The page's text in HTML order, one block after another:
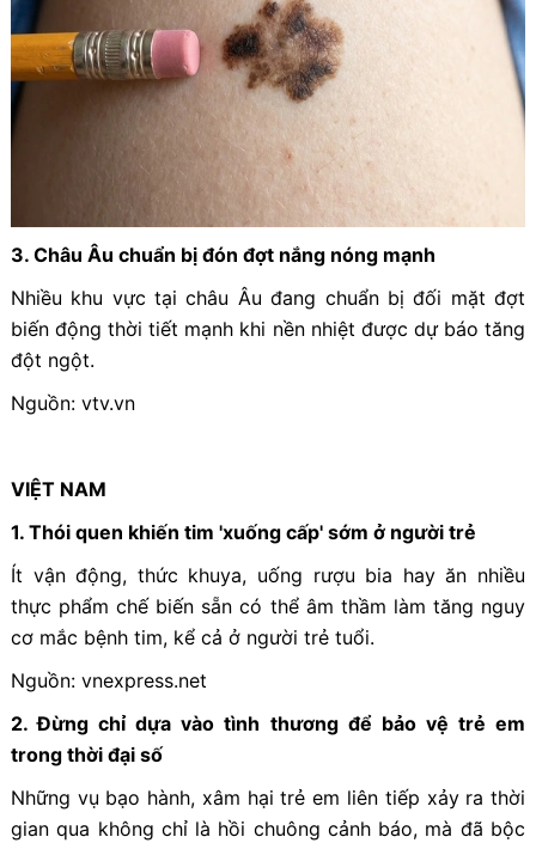
3. Châu Âu chuẩn bị đón đợt nắng nóng mạnh
Nhiều khu vực tại châu Âu đang chuẩn bị đối mặt đợt
biến động thời tiết mạnh khi nền nhiệt được dự báo tăng
đột ngột.
Nguồn: vtv.vn
VIỆT NAM
1. Thói quen khiến tim 'xuống cấp' sớm ở người trẻ
Ít vận động, thức khuya, uống rượu bia hay ăn nhiều
thực phẩm chế biến sẵn có thể âm thầm làm tăng nguy
cơ mắc bệnh tim, kể cả ở người trẻ tuổi.
Nguồn: vnexpress.net
2. Đừng chỉ dựa vào tình thương để bảo vệ trẻ em
trong thời đại số
Những vụ bạo hành, xâm hại trẻ em liên tiếp xảy ra thời
gian qua không chỉ là hồi chuông cảnh báo, mà đã bộc